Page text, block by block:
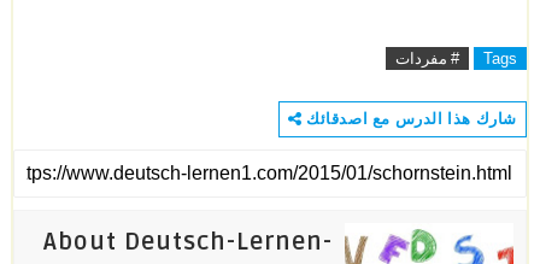
Tags # مفردات
شارك هذا الدرس مع اصدقائك
About Deutsch-Lernen-